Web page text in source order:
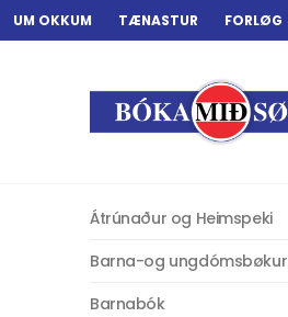
UM OKKUM TÆNASTUR FORLØG
Átrúnaður og Heimspeki
Barna-og ungdómsbøkur
Barnabók